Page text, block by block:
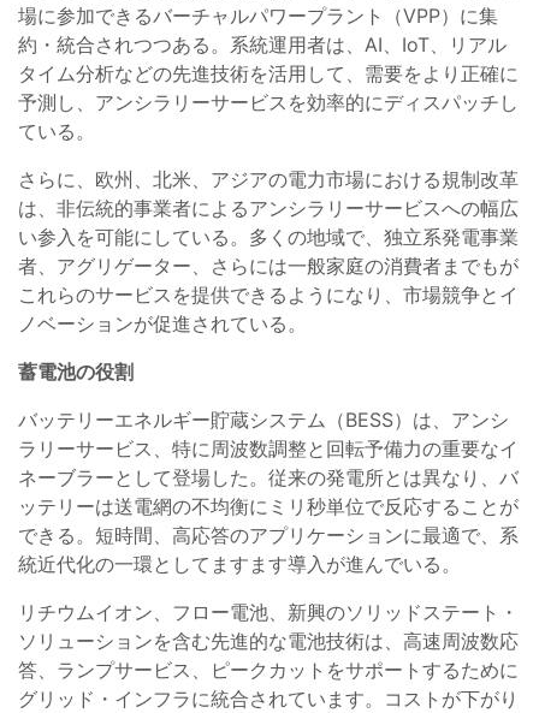
場に参加できるバーチャルパワープラント（VPP）に集
約・統合されつつある。系統運用者は、AI、IoT、リアル
タイム分析などの先進技術を活用して、需要をより正確に
予測し、アンシラリーサービスを効率的にディスパッチし
ている。
さらに、欧州、北米、アジアの電力市場における規制改革
は、非伝統的事業者によるアンシラリーサービスへの幅広
い参入を可能にしている。多くの地域で、独立系発電事業
者、アグリゲーター、さらには一般家庭の消費者までもが
これらのサービスを提供できるようになり、市場競争とイ
ノベーションが促進されている。
蓄電池の役割
バッテリーエネルギー貯蔵システム（BESS）は、アンシ
ラリーサービス、特に周波数調整と回転予備力の重要なイ
ネーブラーとして登場した。従来の発電所とは異なり、バ
ッテリーは送電網の不均衡にミリ秒単位で反応することが
できる。短時間、高応答のアプリケーションに最適で、系
統近代化の一環としてますます導入が進んでいる。
リチウムイオン、フロー電池、新興のソリッドステート・
ソリューションを含む先進的な電池技術は、高速周波数応
答、ランプサービス、ピークカットをサポートするために
グリッド・インフラに統合されています。コストが下がり